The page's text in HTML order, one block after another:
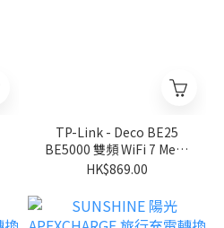
TP-Link - Deco BE25
BE5000 雙頻 WiFi 7 Mesh
路由器
HK$869.00